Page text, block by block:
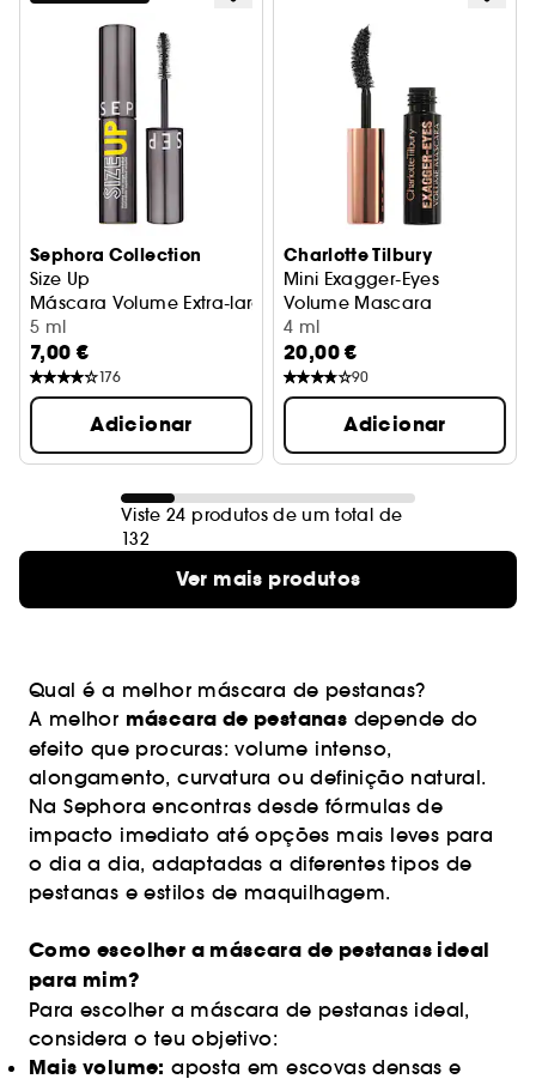
Sephora Collection
Size Up
Máscara Volume Extra-largo Imediato (Tamanho de
5 ml
7,00 €
176
Adicionar
Charlotte Tilbury
Mini Exagger-Eyes
Volume Mascara
Máscara volumizadora
4 ml
20,00 €
90
Adicionar
Viste 24 produtos de um total de
132
Ver mais produtos
Qual é a melhor máscara de pestanas?
A melhor máscara de pestanas depende do
efeito que procuras: volume intenso,
alongamento, curvatura ou definição natural.
Na Sephora encontras desde fórmulas de
impacto imediato até opções mais leves para
o dia a dia, adaptadas a diferentes tipos de
pestanas e estilos de maquilhagem.
Como escolher a máscara de pestanas ideal
para mim?
Para escolher a máscara de pestanas ideal,
considera o teu objetivo:
Mais volume: aposta em escovas densas e